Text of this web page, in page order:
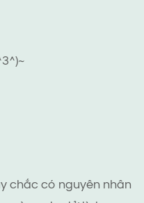
chắc có nguyên nhân